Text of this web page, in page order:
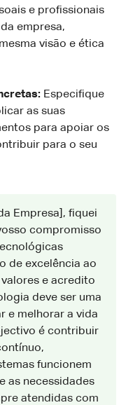
e profissionais
empresa,
visão e ética
Especifique
as suas
para apoiar os
para o seu
Empresa], fiquei
compromisso
de excelência ao
e acredito
deve ser uma
e melhorar a vida
é contribuir
funcionem
as necessidades
atendidas com